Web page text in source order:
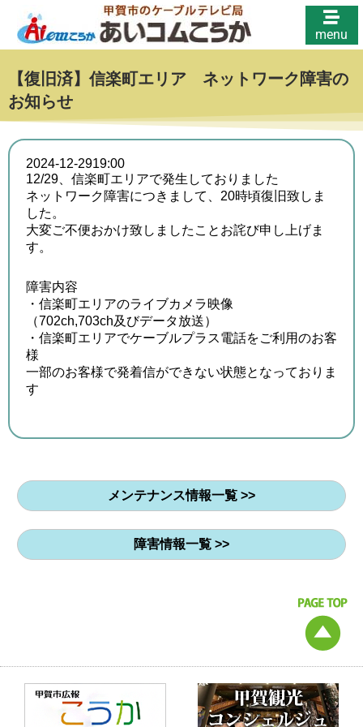
menu
【復旧済】信楽町エリア ネットワーク障害の
お知らせ
2024-12-2919:00
12/29、信楽町エリアで発生しておりました
ネットワーク障害につきまして、20時頃復旧致しま
した。
大変ご不便おかけ致しましたことお詫び申し上げま
す。
障害内容
・信楽町エリアのライブカメラ映像
（702ch,703ch及びデータ放送）
・信楽町エリアでケーブルプラス電話をご利用のお客
様
一部のお客様で発着信ができない状態となっておりま
す
メンテナンス情報一覧 >>
障害情報一覧 >>